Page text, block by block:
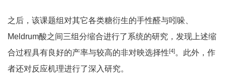
之后，该课题组对其它各类糖衍生的手性醛与吲哚、
Meldrum酸之间三组分缩合进行了系统的研究，发现上述缩
合过程具有良好的产率与较高的非对映选择性[4]。此外，作
者还对反应机理进行了深入研究。